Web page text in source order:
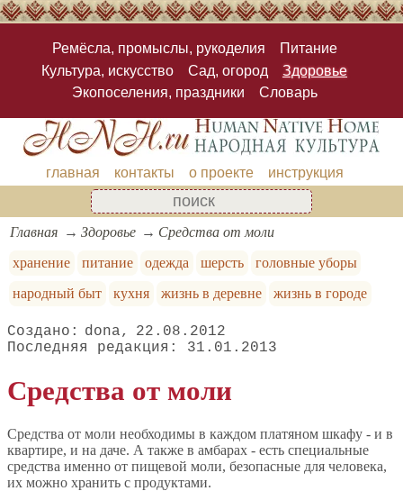
Ремёсла, промыслы, рукоделия
Питание
Культура, искусство
Сад, огород
Здоровье
Экопоселения, праздники
Словарь
главная контакты о проекте инструкция
Главная Здоровье
Средства от моли
хранение
питание одежда шерсть
головные уборы
народный быт
кухня жизнь в деревне жизнь в городе
dona
22.08.2012
31.01.2013
Средства от моли
Средства от моли необходимы в каждом платяном шкафу - и в
квартире, и на даче. А также в амбарах - есть специальные
средства именно от пищевой моли, безопасные для человека,
их можно хранить с продуктами.